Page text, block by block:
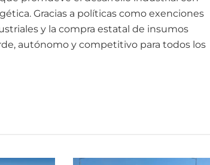
Gracias a políticas como exenciones
y la compra estatal de insumos
autónomo y competitivo para todos los